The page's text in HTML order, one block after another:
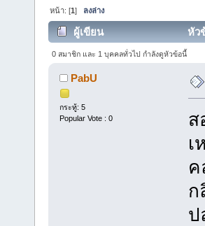
หน้า: [1] ลงล่าง
ผู้เขียน หัว
0 สมาชิก และ 1 บุคคลทั่วไป กำลังดูหัวข้อนี้
PabU
กระทู้: 5
Popular Vote : 0
ส
เ
ค
ก
ป